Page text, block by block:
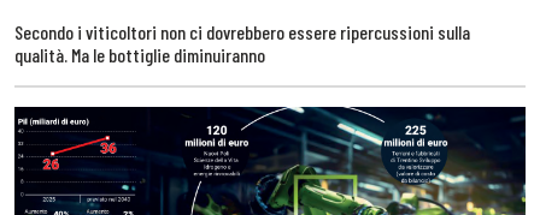
Secondo i viticoltori non ci dovrebbero essere ripercussioni sulla
qualità. Ma le bottiglie diminuiranno